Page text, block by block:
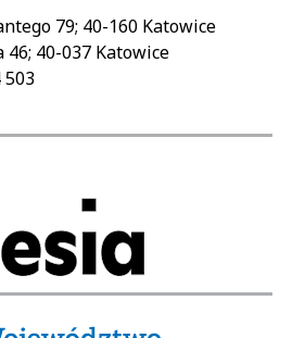
79; 40-160 Katowice
46; 40-037 Katowice
503